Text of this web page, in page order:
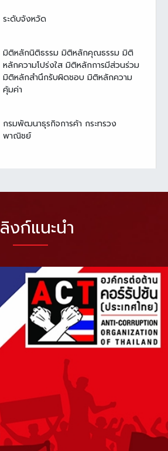
ระดับจังหวัด
มิติหลักนิติธรรม มิติหลักคุณธรรม มิติ
หลักความโปร่งใส มิติหลักการมีส่วนร่วม
มิติหลักสำนึกรับผิดชอบ มิติหลักความ
คุ้มค่า
กรมพัฒนาธุรกิจการค้า กระทรวง
พาณิชย์
ลิงก์แนะนำ